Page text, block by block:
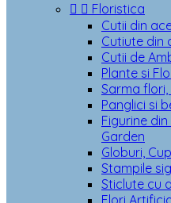
  Floristica
Cutii din
Cutiute din
Cutii de
Plante si
Sarma
Panglici si
Figurine
Garden
Globuri,
Stampile
Sticlute cu
Flori